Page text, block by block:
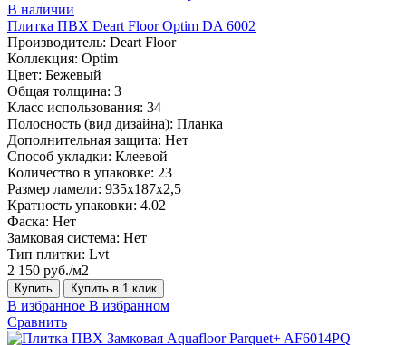
В наличии
Плитка ПВХ Deart Floor Optim DA 6002
Производитель: Deart Floor
Коллекция: Optim
Цвет: Бежевый
Общая толщина: 3
Класс использования: 34
Полосность (вид дизайна): Планка
Дополнительная защита: Нет
Способ укладки: Клеевой
Количество в упаковке: 23
Размер ламели: 935х187х2,5
Кратность упаковки: 4.02
Фаска: Нет
Замковая система: Нет
Тип плитки: Lvt
2 150 руб./м2
Купить Купить в 1 клик
В избранное В избранном
Сравнить